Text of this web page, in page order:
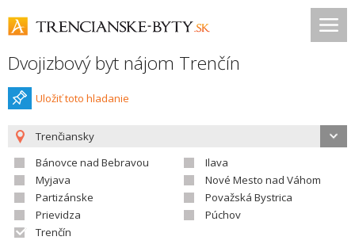
Dvojizbový byt nájom Trenčín
Uložiť toto hladanie
Trenčiansky
Bánovce nad Bebravou
Ilava
Myjava
Nové Mesto nad Váhom
Partizánske
Považská Bystrica
Prievidza
Púchov
Trenčín